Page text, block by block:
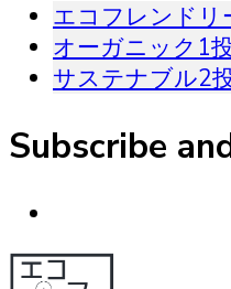
エコフレンドリ
オーガニック 1
サステナブル2
Subscribe